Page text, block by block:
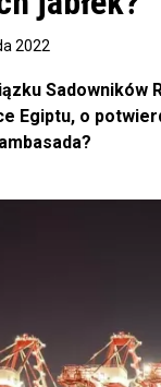
2022
Sadowników
Egiptu, o